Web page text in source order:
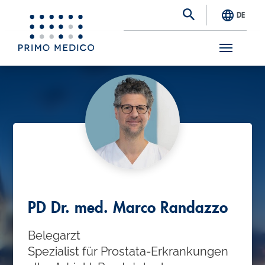
S
m
a
DE
PD Dr. med. Marco Randazzo
Belegarzt
Spezialist für Prostata-Erkrankungen